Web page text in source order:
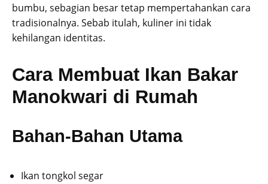
bumbu, sebagian besar tetap mempertahankan cara
tradisionalnya. Sebab itulah, kuliner ini tidak
kehilangan identitas.
Cara Membuat Ikan Bakar
Manokwari di Rumah
Bahan-Bahan Utama
Ikan tongkol segar